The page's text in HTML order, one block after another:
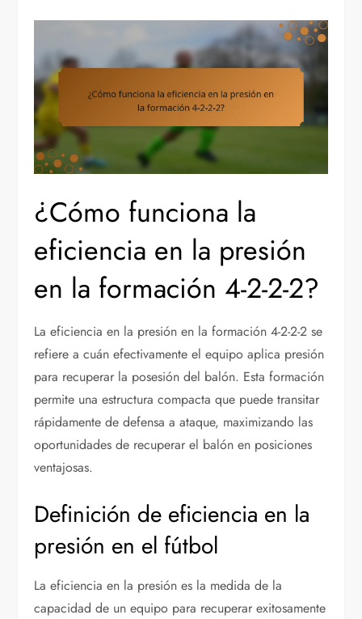
¿Cómo funciona la
eficiencia en la presión
en la formación 4-2-2-2?
La eficiencia en la presión en la formación 4-2-2-2 se
refiere a cuán efectivamente el equipo aplica presión
para recuperar la posesión del balón. Esta formación
permite una estructura compacta que puede transitar
rápidamente de defensa a ataque, maximizando las
oportunidades de recuperar el balón en posiciones
ventajosas.
Definición de eficiencia en la
presión en el fútbol
La eficiencia en la presión es la medida de la
capacidad de un equipo para recuperar exitosamente